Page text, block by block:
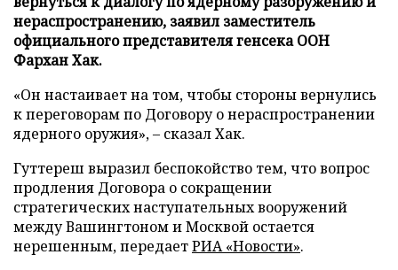
нераспространению, заявил заместитель
официального представителя генсека ООН
Фархан Хак.
«Он настаивает на том, чтобы стороны вернулись
к переговорам по Договору о нераспространении
ядерного оружия», – сказал Хак.
Гуттереш выразил беспокойство тем, что вопрос
продления Договора о сокращении
стратегических наступательных вооружений
между Вашингтоном и Москвой остается
нерешенным, передаетРИА «Новости».